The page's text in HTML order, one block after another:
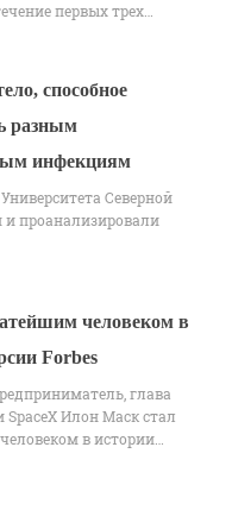
первых трех…
способное
разным
инфекциям
Северной
проанализировали
человеком в
Forbes
глава
Илон Маск стал
в истории…